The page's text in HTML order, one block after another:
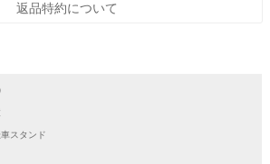
返品特約について
スタンド